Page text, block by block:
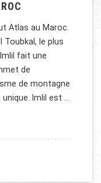
Atlas au Maroc.
Toubkal, le plus
fait une
de
de montagne
Imlil est …